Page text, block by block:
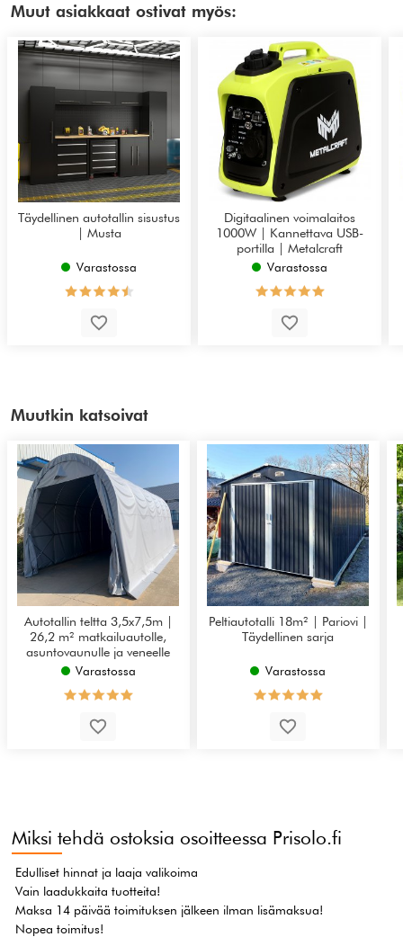
Muut asiakkaat ostivat myös:
Täydellinen autotallin sisustus
| Musta
Varastossa
Digitaalinen voimalaitos
1000W | Kannettava USB-
portilla | Metalcraft
Varastossa
Muutkin katsoivat
Autotallin teltta 3,5x7,5m |
26,2 m² matkailuautolle,
asuntovaunulle ja veneelle
Varastossa
Peltiautotalli 18m² | Pariovi |
Täydellinen sarja
Varastossa
Miksi tehdä ostoksia osoitteessa Prisolo.fi
Edulliset hinnat ja laaja valikoima
Vain laadukkaita tuotteita!
Maksa 14 päivää toimituksen jälkeen ilman lisämaksua!
Nopea toimitus!